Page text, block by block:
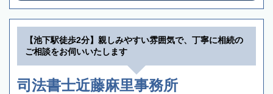
【池下駅徒歩2分】親しみやすい雰囲気で、丁寧に相続の
ご相談をお伺いいたします
司法書士近藤麻里事務所